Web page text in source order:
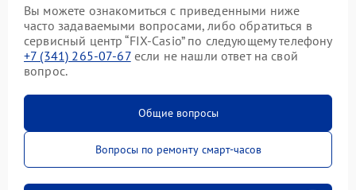
Вы можете ознакомиться с приведенными ниже
часто задаваемыми вопросами, либо обратиться в
сервисный центр “FIX-Casio” по следующему телефону
+7 (341) 265-07-67если не нашли ответ на свой
вопрос.
Общие вопросы
Вопросы по ремонту смарт-часов